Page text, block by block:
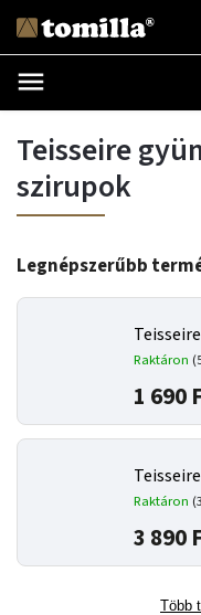
Teisseire
szirupok
Legnépszerűbb
Raktáron
1 690
Raktáron
3 890
Több